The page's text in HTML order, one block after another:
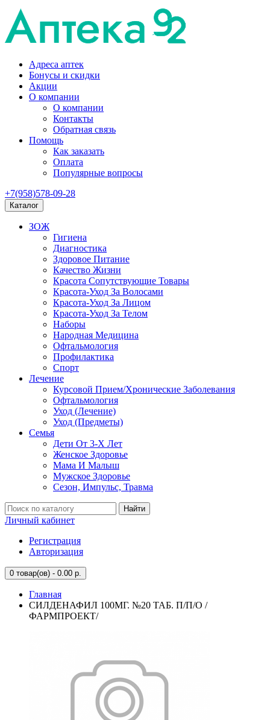
Адреса аптек
Бонусы и скидки
Акции
О компании
О компании
Контакты
Обратная связь
Помощь
Как заказать
Оплата
Популярные вопросы
+7(958)578-09-28
Каталог
ЗОЖ
Гигиена
Диагностика
Здоровое Питание
Качество Жизни
Красота Сопутствующие Товары
Красота-Уход За Волосами
Красота-Уход За Лицом
Красота-Уход За Телом
Наборы
Народная Медицина
Офтальмология
Профилактика
Спорт
Лечение
Курсовой Прием/Хронические Заболевания
Офтальмология
Уход (Лечение)
Уход (Предметы)
Семья
Дети От 3-Х Лет
Женское Здоровье
Мама И Малыш
Мужское Здоровье
Сезон, Импульс, Травма
Найти
Личный кабинет
Регистрация
Авторизация
0 товар(ов) - 0.00 р.
Главная
СИЛДЕНАФИЛ 100МГ. №20 ТАБ. П/П/О /
ФАРМПРОЕКТ/